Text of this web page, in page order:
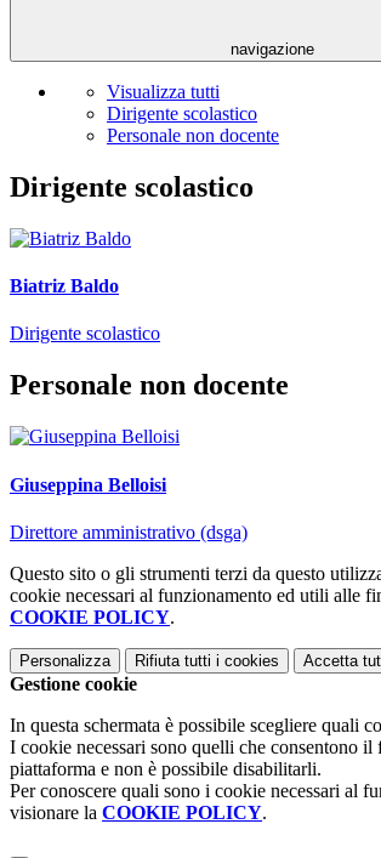
navigazione
Visualizza tutti
Dirigente scolastico
Personale non docente
Dirigente scolastico
Biatriz Baldo
Dirigente scolastico
Personale non docente
Giuseppina Belloisi
Direttore amministrativo (dsga)
Questo sito o gli strumenti terzi da questo
cookie necessari al funzionamento ed utili alle
COOKIE POLICY.
Personalizza Rifiuta tutti i cookies Accetta
Gestione cookie
In questa schermata è possibile scegliere quali
I cookie necessari sono quelli che consentono il
piattaforma e non è possibile disabilitarli.
Per conoscere quali sono i cookie necessari al
visionare la COOKIE POLICY.